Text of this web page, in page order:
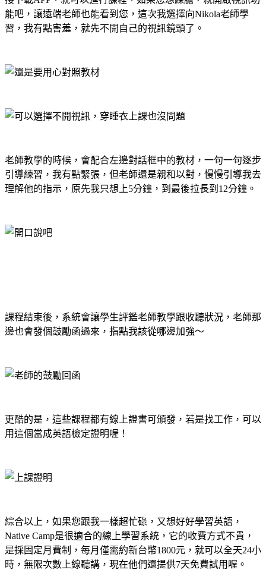
能吧，讓遠端老師也能看到您，這次我選擇向Nikola老師學
習，我有點害羞，就先不開自己的視訊鏡頭了。
老師教學的時候，會配合左邊對話框中的教材，一句一句逐步
引導練習，我有點緊張，但老師還是親和以對，慢慢引導我去
理解他的指示，原先我只想上5分鐘，到最後拉長到 12分鐘。
課程結束後，系統會讓學生評鑑老師教學跟收聽狀況，老師那
邊也會發個鼓勵函過來，指點我該從哪邊加強～
更酷的是，這些課程都有線上證書可頒發，若是找工作，可以
用這個當成英語檢定證明喔！
綜合以上，如果您跟我一樣超忙碌，又想好好學習英語，
Native Camp是很適合的線上學習系統，它的收費方式不貴，
是採固定月費制，每月僅需約新台幣1800元，就可以全天24小
時，無限次數上線聽講，現在他們還提供7天免費試用喔。